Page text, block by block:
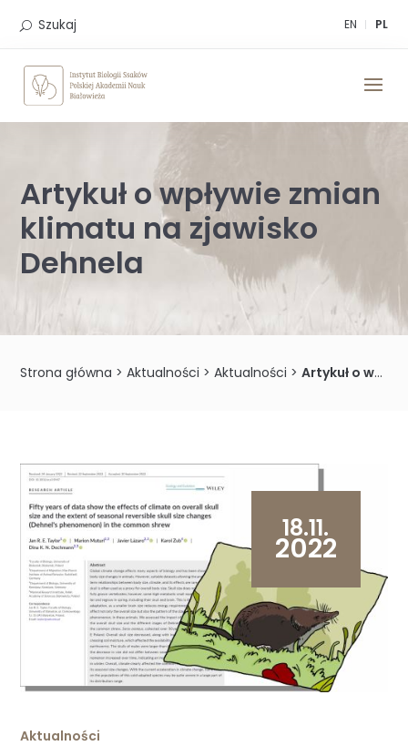
EN PL
Szukaj
Artykuł o wpływie zmian
klimatu na zjawisko
Dehnela
Strona główna >Aktualności >Aktualności >Artykuł o wpływie zmian klimatu na zjawisko Dehnela
18.11.
2022
Aktualności